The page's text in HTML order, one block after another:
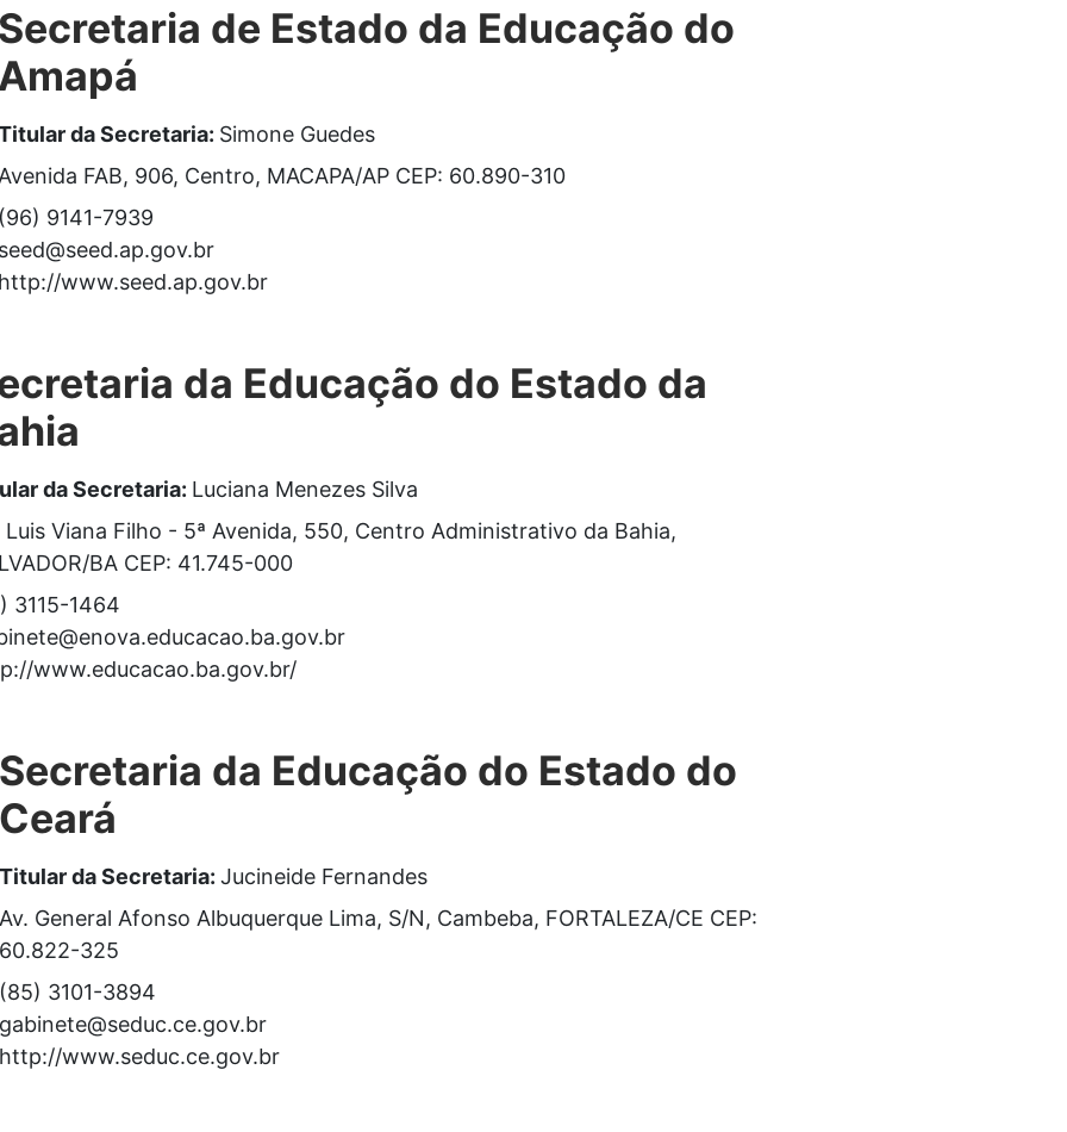
de Estado da Educação do
da Secretaria: Simone Guedes
FAB, 906, Centro, MACAPA/AP CEP: 60.890-310
9141-7939
www.seed.ap.gov.br
da Educação do Estado da
da Secretaria: Luciana Menezes Silva
Luis Viana Filho - 5ª Avenida, 550, Centro Administrativo da Bahia,
BA CEP: 41.745-000
3115-1464
www.educacao.ba.gov.br/
da Educação do Estado do
da Secretaria: Jucineide Fernandes
General Afonso Albuquerque Lima, S/N, Cambeba, FORTALEZA/CE CEP:
325
3101-3894
www.seduc.ce.gov.br